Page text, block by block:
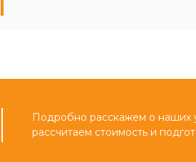
Подробно расскажем о наших
рассчитаем стоимость и